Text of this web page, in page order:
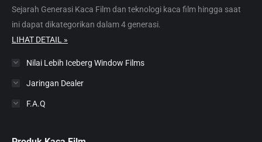
windowwindowwindowwindowwindow
Sejarah Generasi Kaca Film dan teknologi kaca film hingga saat
ini dapat dikategorikan dalam 4 generasi.
LIHAT DETAIL »
Nilai Lebih Iceberg Window Films
Jaringan Dealer
F.A.Q